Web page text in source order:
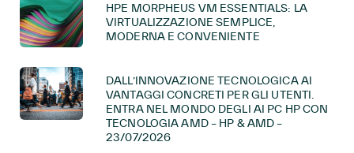
HPE MORPHEUS VM ESSENTIALS: LA
VIRTUALIZZAZIONE SEMPLICE,
MODERNA E CONVENIENTE
DALL’INNOVAZIONE TECNOLOGICA AI
VANTAGGI CONCRETI PER GLI UTENTI.
ENTRA NEL MONDO DEGLI AI PC HP CON
TECNOLOGIA AMD – HP & AMD –
23/07/2026